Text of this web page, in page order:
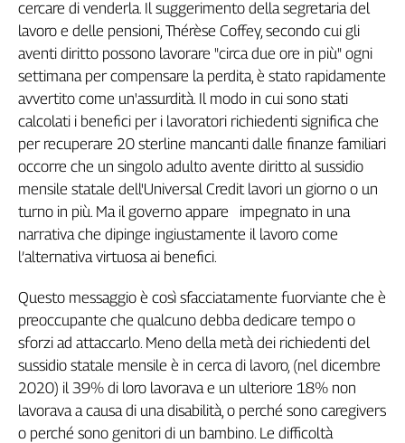
cercare di venderla. Il suggerimento della segretaria del
lavoro e delle pensioni, Thérèse Coffey, secondo cui gli
aventi diritto possono lavorare "circa due ore in più" ogni
settimana per compensare la perdita, è stato rapidamente
avvertito come un'assurdità. Il modo in cui sono stati
calcolati i benefici per i lavoratori richiedenti significa che
per recuperare 20 sterline mancanti dalle finanze familiari
occorre che un singolo adulto avente diritto al sussidio
mensile statale dell'Universal Credit lavori un giorno o un
turno in più. Ma il governo appare impegnato in una
narrativa che dipinge ingiustamente il lavoro come
l’alternativa virtuosa ai benefici.
Questo messaggio è così sfacciatamente fuorviante che è
preoccupante che qualcuno debba dedicare tempo o
sforzi ad attaccarlo. Meno della metà dei richiedenti del
sussidio statale mensile è in cerca di lavoro, (nel dicembre
2020) il 39% di loro lavorava e un ulteriore 18% non
lavorava a causa di una disabilità, o perché sono caregivers
o perché sono genitori di un bambino. Le difficoltà